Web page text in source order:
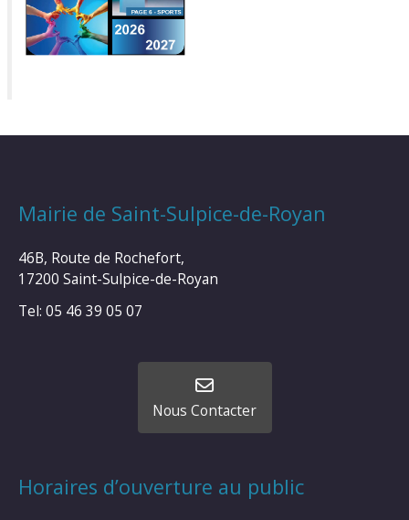
Mairie de Saint-Sulpice-de-Royan
46B, Route de Rochefort,
17200 Saint-Sulpice-de-Royan
Tel: 05 46 39 05 07
Nous Contacter
Horaires d’ouverture au public